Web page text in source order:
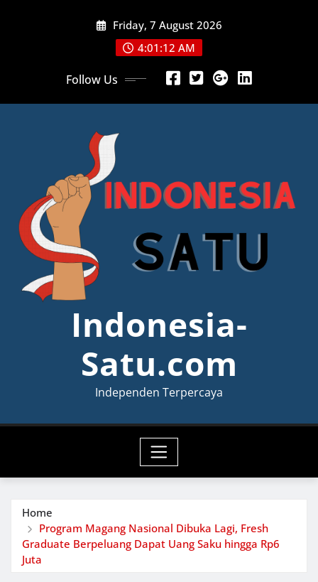
Friday, 7 August 2026
4:01:13 AM
Follow Us
Indonesia-
Satu.com
Independen Terpercaya
Home
Program Magang Nasional Dibuka Lagi, Fresh
Graduate Berpeluang Dapat Uang Saku hingga Rp6
Juta